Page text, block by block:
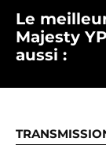
Le
Majesty
aussi :